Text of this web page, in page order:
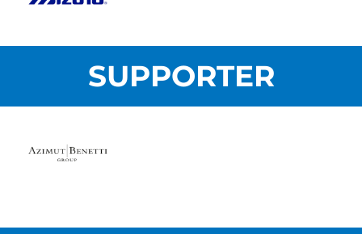
SUPPORTER